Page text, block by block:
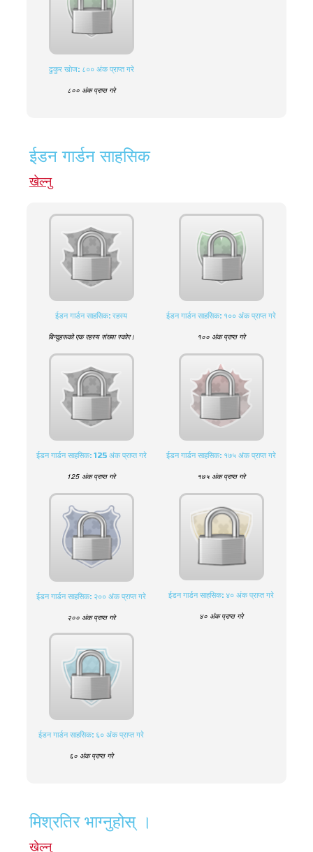
ढुकुर खाेज: ८०० अंक प्राप्त गरे
८०० अंक प्राप्त गरे
ईडन गार्डन साहसिक
खेल्नु
ईडन गार्डन साहसिक: रहस्य
बिन्दुहरूको एक रहस्य संख्या स्कोर।
ईडन गार्डन साहसिक: १०० अंक प्राप्त गरे
१०० अंक प्राप्त गरे
ईडन गार्डन साहसिक: 125 अंक प्राप्त गरे
125 अंक प्राप्त गरे
ईडन गार्डन साहसिक: १७५ अंक प्राप्त गरे
१७५ अंक प्राप्त गरे
ईडन गार्डन साहसिक: २०० अंक प्राप्त गरे
२०० अंक प्राप्त गरे
ईडन गार्डन साहसिक: ४० अंक प्राप्त गरे
४० अंक प्राप्त गरे
ईडन गार्डन साहसिक: ६० अंक प्राप्त गरे
६० अंक प्राप्त गरे
मिश्रतिर भाग्नुहोस् ।
खेल्नु